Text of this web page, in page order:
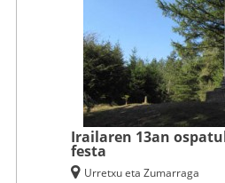
Irailaren 13an
festa
Urretxu eta Zumarraga